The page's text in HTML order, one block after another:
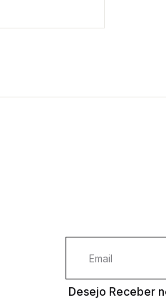
Desejo Receber